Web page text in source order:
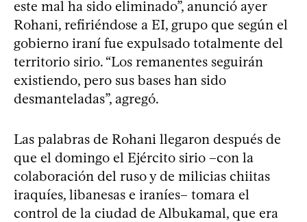
este mal ha sido eliminado”, anunció ayer
Rohani, refiriéndose a EI, grupo que según el
gobierno iraní fue expulsado totalmente del
territorio sirio. “Los remanentes seguirán
existiendo, pero sus bases han sido
desmanteladas”, agregó.
Las palabras de Rohani llegaron después de
que el domingo el Ejército sirio –con la
colaboración del ruso y de milicias chiitas
iraquíes, libanesas e iraníes– tomara el
control de la ciudad de Albukamal, que era